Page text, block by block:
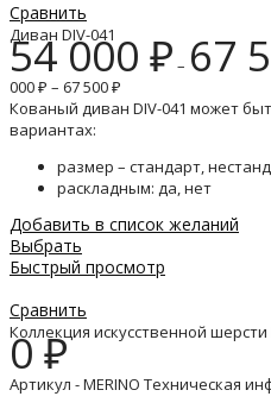
Сравнить
Диван DIV-041
54 000 ₽ – 67
000 ₽ – 67 500 ₽
Кованый диван DIV-041 может
вариантах:
размер – стандарт,
раскладным: да, нет
Добавить в список желаний
Выбрать
Быстрый просмотр
Сравнить
Коллекция искусственной шерсти
0₽
Артикул - MERINO Техническая